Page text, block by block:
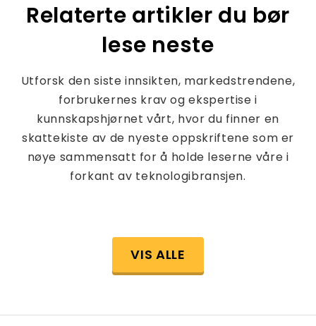
Relaterte artikler du bør
lese neste
Utforsk den siste innsikten, markedstrendene,
forbrukernes krav og ekspertise i
kunnskapshjørnet vårt, hvor du finner en
skattekiste av de nyeste oppskriftene som er
nøye sammensatt for å holde leserne våre i
forkant av teknologibransjen.
VIS ALLE